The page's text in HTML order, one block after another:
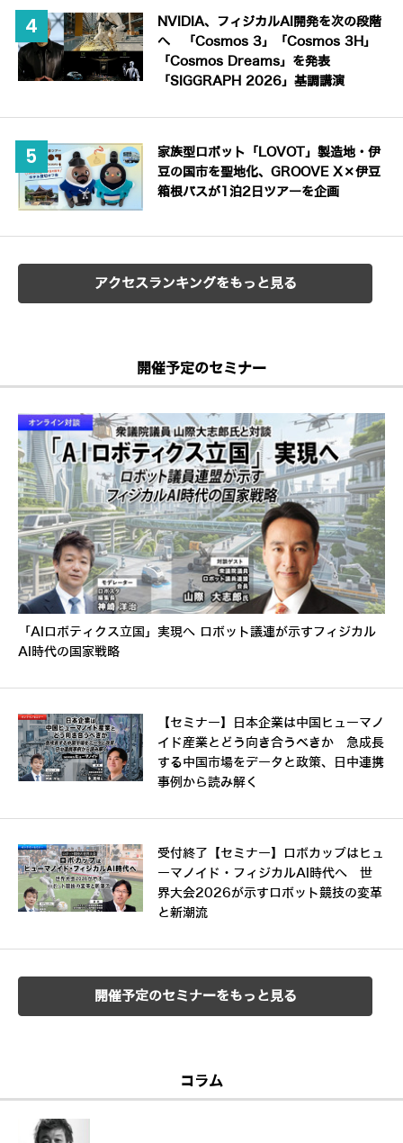
NVIDIA、フィジカルAI開発を次の段階
へ 「Cosmos 3」「Cosmos 3H」
「Cosmos Dreams」を発表
「SIGGRAPH 2026」基調講演
家族型ロボット「LOVOT」製造地・伊
豆の国市を聖地化、GROOVE X×伊豆
箱根バスが1泊2日ツアーを企画
アクセスランキングをもっと見る
開催予定のセミナー
「AIロボティクス立国」実現へ ロボット議連が示すフィジカル
AI時代の国家戦略
【セミナー】日本企業は中国ヒューマノ
イド産業とどう向き合うべきか 急成長
する中国市場をデータと政策、日中連携
事例から読み解く
受付終了【セミナー】ロボカップはヒュ
ーマノイド・フィジカルAI時代へ 世
界大会2026が示すロボット競技の変革
と新潮流
開催予定のセミナーをもっと見る
コラム